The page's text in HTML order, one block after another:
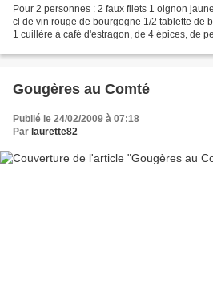
Pour 2 personnes : 2 faux filets 1 oignon
cl de vin rouge de bourgogne 1/2 tablette de
1 cuillère à café d'estragon, de 4 épices, de
Gougères au Comté
Publié le 24/02/2009 à 07:18
Par laurette82